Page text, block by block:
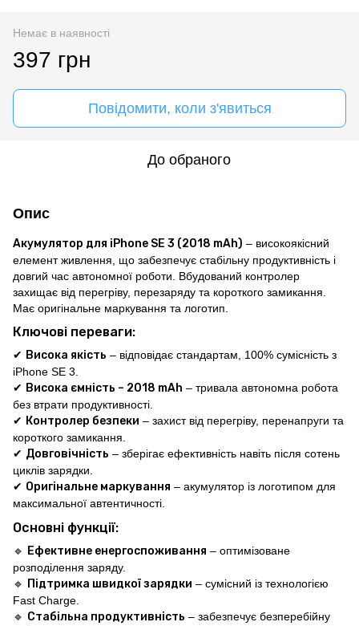
Немає в наявності
397 грн
Повідомити, коли з'явиться
До обраного
Опис
Акумулятор для iPhone SE 3 (2018 mAh) – високоякісний
елемент живлення, що забезпечує стабільну продуктивність і
довгий час автономної роботи. Вбудований контролер
захищає від перегріву, перезаряду та короткого замикання.
Має оригінальне маркування та логотип.
Ключові переваги:
✔ Висока якість – відповідає стандартам, 100% сумісність з
iPhone SE 3.
✔ Висока ємність – 2018 mAh – тривала автономна робота
без втрати продуктивності.
✔ Контролер безпеки – захист від перегріву, перенапруги та
короткого замикання.
✔ Довговічність – зберігає ефективність навіть після сотень
циклів зарядки.
✔ Оригінальне маркування – акумулятор із логотипом для
максимальної автентичності.
Основні функції:
🔹 Ефективне енергоспоживання – оптимізоване
розподілення заряду.
🔹 Підтримка швидкої зарядки – сумісний із технологією
Fast Charge.
🔹 Стабільна продуктивність – забезпечує безперебійну